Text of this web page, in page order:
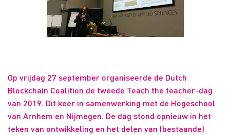
Op vrijdag 27 september organiseerde de Dutch
Blockchain Coalition de tweede Teach the teacher-dag
van 2019. Dit keer in samenwerking met de Hogeschool
van Arnhem en Nijmegen. De dag stond opnieuw in het
teken van ontwikkeling en het delen van (bestaande)